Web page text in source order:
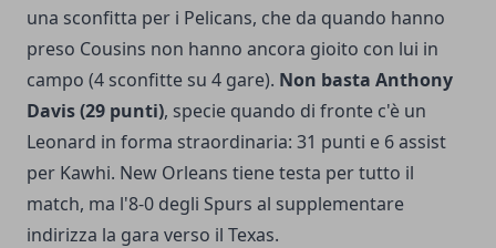
una sconfitta per i Pelicans, che da quando hanno
preso Cousins non hanno ancora gioito con lui in
campo (4 sconfitte su 4 gare). Non basta Anthony
Davis (29 punti), specie quando di fronte c'è un
Leonard in forma straordinaria: 31 punti e 6 assist
per Kawhi. New Orleans tiene testa per tutto il
match, ma l'8-0 degli Spurs al supplementare
indirizza la gara verso il Texas.